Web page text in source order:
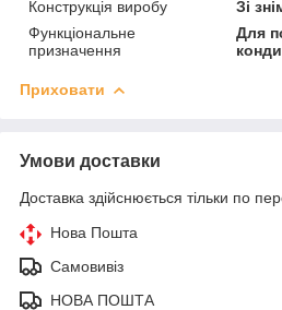
Конструкція виробу
Зі
Функціональне
призначення
Для
Приховати
Умови доставки
Доставка здійснюється тільки по
Нова Пошта
Самовивіз
НОВА ПОШТА